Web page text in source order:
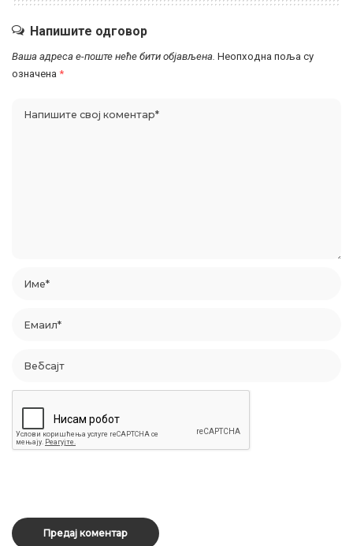
Напишите одговор
Ваша адреса е-поште неће бити објављена. Неопходна поља су
означена *